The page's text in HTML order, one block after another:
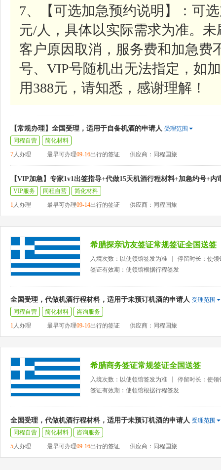
7、【可选加急预约说明】：可
元/人，具体以实际需求为准。
客户原因取消，服务费和加急费
号、VIP号随机出无法指定，如
用388元，请知悉，感谢理解！
【常规办理】全国受理，适用于自备机酒的申请人 受理范围
同程自营
简化材料
7人办理 最早可办理09-16出行的签证 供应商：同程国旅
【VIP加急】专家1v1出签指导+代做15天机酒行程材料+加急约号+内
VIP服务 同程自营
简化材料
1人办理 最早可办理09-14出行的签证 供应商：同程国旅
希腊探亲访友签证常规签证全国送签
入境次数：以使领馆签发为准
停留时长：使领
签证有效期：使领馆根据行程签发
全国受理，代做机酒行程材料，适用于未预订机酒的申请人 受理范围
同程自营
简化材料
咨询服务
1人办理 最早可办理09-16出行的签证 供应商：同程国旅
希腊商务签证常规签证全国送签
入境次数：以使领馆签发为准
停留时长：使领
签证有效期：使领馆根据行程签发
全国受理，代做机酒行程材料，适用于未预订机酒的申请人 受理范围
同程自营
简化材料
咨询服务
5人办理 最早可办理09-16出行的签证 供应商：同程国旅